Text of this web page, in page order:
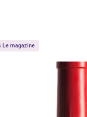
Le magazine